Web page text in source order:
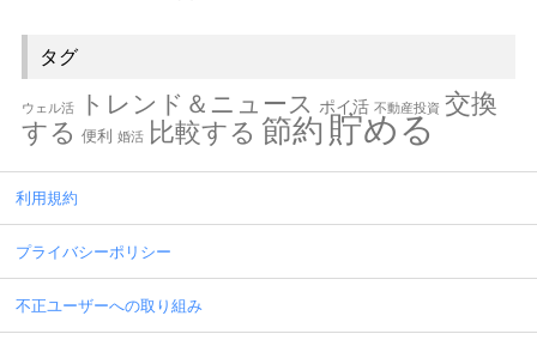
タグ
ウェル活 トレンド＆ニュース ポイ活 不動産投資 交換
する 便利 婚活 比較する 節約 貯める
利用規約
プライバシーポリシー
不正ユーザーへの取り組み